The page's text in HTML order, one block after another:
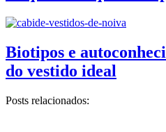
Biotipos e
do vestido ideal
Posts relacionados: